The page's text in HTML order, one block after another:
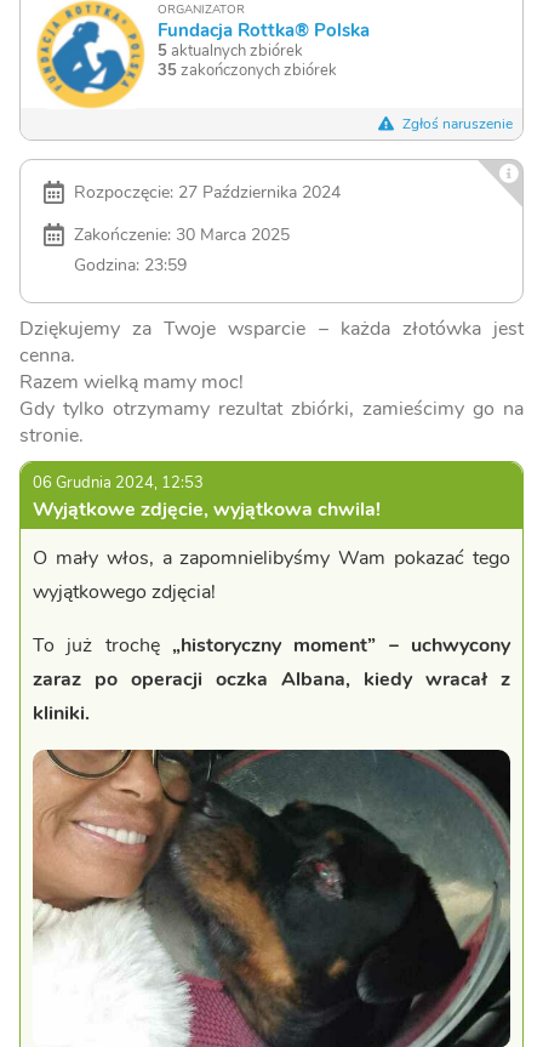
ORGANIZATOR
Fundacja Rottka® Polska
5aktualnych zbiórek
35zakończonych zbiórek
Zgłoś naruszenie
Rozpoczęcie: 27 Października 2024
Zakończenie: 30 Marca 2025
Godzina: 23:59
Dziękujemy za Twoje wsparcie – każda złotówka jest
cenna.
Razem wielką mamy moc!
Gdy tylko otrzymamy rezultat zbiórki, zamieścimy go na
stronie.
06 Grudnia 2024, 12:53
Wyjątkowe zdjęcie, wyjątkowa chwila!
O mały włos, a zapomnielibyśmy Wam pokazać tego
wyjątkowego zdjęcia!
To już trochę „historyczny moment” – uchwycony
zaraz po operacji oczka Albana, kiedy wracał z
kliniki.